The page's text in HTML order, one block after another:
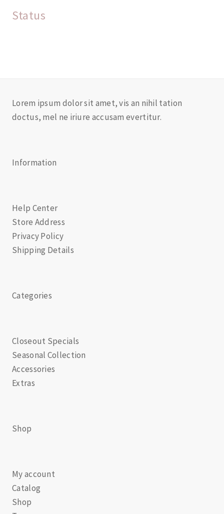
Status
Lorem ipsum dolor sit amet, vis an nihil tation
doctus, mel ne iriure accusam evertitur.
Information
Help Center
Store Address
Privacy Policy
Shipping Details
Categories
Closeout Specials
Seasonal Collection
Accessories
Extras
Shop
My account
Catalog
Shop